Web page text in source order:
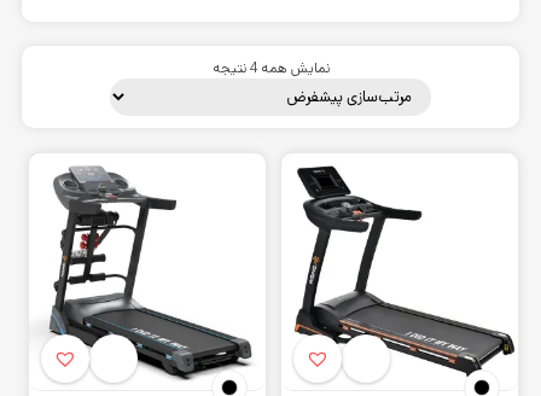
این برند یکی از کمپانی هایی می باشد که توانسته است محصولات
هوازی با کیفیت بالایی را تولید کند. نمونه های خانگی و باشگاهی
این برند محبوبیت بسیاری در بین ورزشکاران دارد. زیرا نسبت به
نمایش همه 4 نتیجه